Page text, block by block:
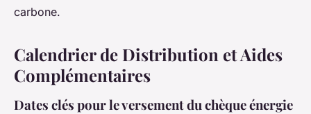
carbone.
Calendrier de Distribution et Aides
Complémentaires
Dates clés pour le versement du chèque énergie